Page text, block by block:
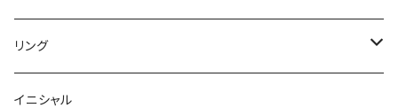
ブローチ
ネックレス
Dot
Flower
Round
Square
てんとう虫
Animal
猫
Lips
Flower
Animal
リング
Flower
イニシャル